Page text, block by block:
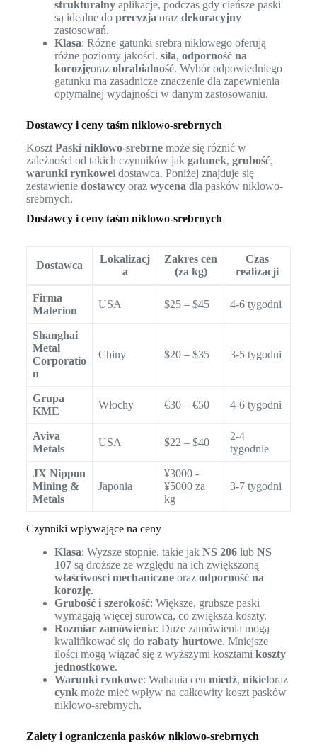
strukturalnyaplikacje, podczas gdy cieńsze paski
są idealne do precyzja oraz dekoracyjny
zastosowań.
Klasa: Różne gatunki srebra niklowego oferują
różne poziomy jakości. siła, odporność na
korozjęoraz obrabialność. Wybór odpowiedniego
gatunku ma zasadnicze znaczenie dla zapewnienia
optymalnej wydajności w danym zastosowaniu.
Dostawcy i ceny taśm niklowo-srebrnych
KosztPaski niklowo-srebrnemoże się różnić w
zależności od takich czynników jak gatunek, grubość,
warunki rynkowei dostawca. Poniżej znajduje się
zestawienie dostawcyoraz wycenadla pasków niklowo-
srebrnych.
Dostawcy i ceny taśm niklowo-srebrnych
Dostawca
Lokalizacj
a
Zakres cen
(za kg)
Czas
realizacji
Firma
Materion
USA $25 – $45 4-6 tygodni
Shanghai
Metal
Corporatio
n
Chiny $20 – $35 3-5 tygodni
Grupa
KME
Włochy €30 – €50 4-6 tygodni
Aviva
Metals
USA $22 – $40
2-4
tygodnie
JX Nippon
Mining &
Metals
Japonia
¥3000 -
¥5000 za
kg
3-7 tygodni
Czynniki wpływające na ceny
Klasa: Wyższe stopnie, takie jak NS 206lub NS
107są droższe ze względu na ich zwiększoną
właściwości mechaniczneoraz odporność na
korozję.
Grubość i szerokość: Większe, grubsze paski
wymagają więcej surowca, co zwiększa koszty.
Rozmiar zamówienia: Duże zamówienia mogą
kwalifikować się do rabaty hurtowe. Mniejsze
ilości mogą wiązać się z wyższymi kosztami koszty
jednostkowe.
Warunki rynkowe: Wahania cen miedź, nikieloraz
cynkmoże mieć wpływ na całkowity koszt pasków
niklowo-srebrnych.
Zalety i ograniczenia pasków niklowo-srebrnych